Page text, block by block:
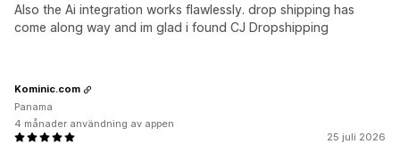
Also the Ai integration works flawlessly. drop shipping has
come along way and im glad i found CJ Dropshipping
25 juli 2026
Kominic.com
Panama
4 månader användning av appen